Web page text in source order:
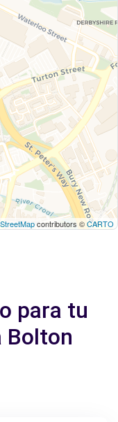
contributors ©CARTO
para tu
Bolton